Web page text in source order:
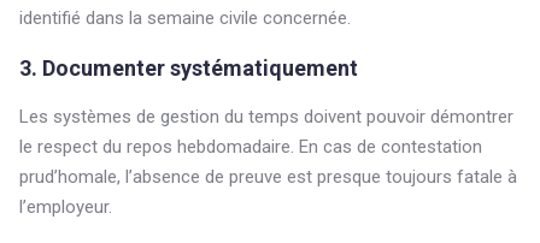
identifié dans la semaine civile concernée.
3. Documenter systématiquement
Les systèmes de gestion du temps doivent pouvoir démontrer
le respect du repos hebdomadaire. En cas de contestation
prud’homale, l’absence de preuve est presque toujours fatale à
l’employeur.